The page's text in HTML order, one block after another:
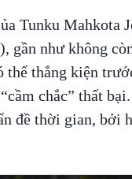
Tunku
gần như không
thắng kiện
chắc” thất
đề thời gian, bởi